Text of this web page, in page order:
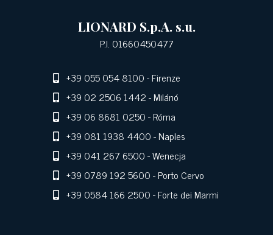
LIONARD S.p.A. s.u.
P.I. 01660450477
+39 055 054 8100- Firenze
+39 02 2506 1442- Milánó
+39 06 8681 0250- Róma
+39 081 1938 4400- Naples
+39 041 267 6500- Wenecja
+39 0789 192 5600- Porto Cervo
+39 0584 166 2500- Forte dei Marmi